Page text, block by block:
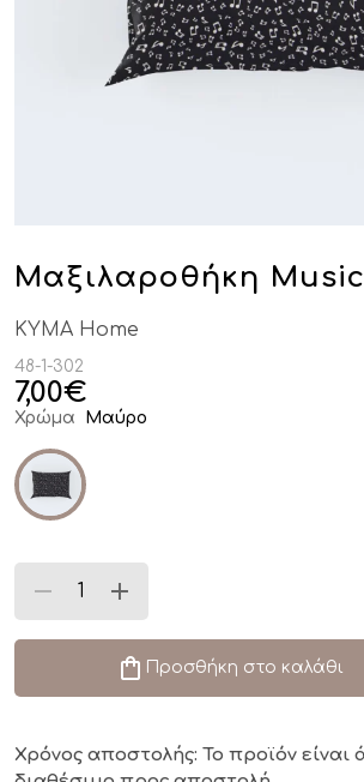
Μαξιλαροθήκη Music
KYMA Home
48-1-302
7,00€
Χρώμα Μαύρο
Προσθήκη στο καλάθι
Χρόνος αποστολής: Το προϊόν είναι